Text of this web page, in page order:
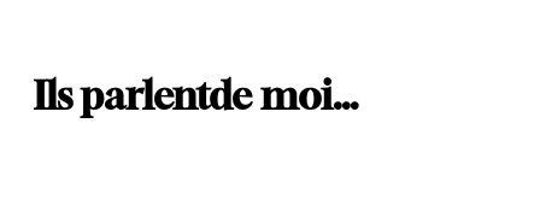
Ils parlentde moi…